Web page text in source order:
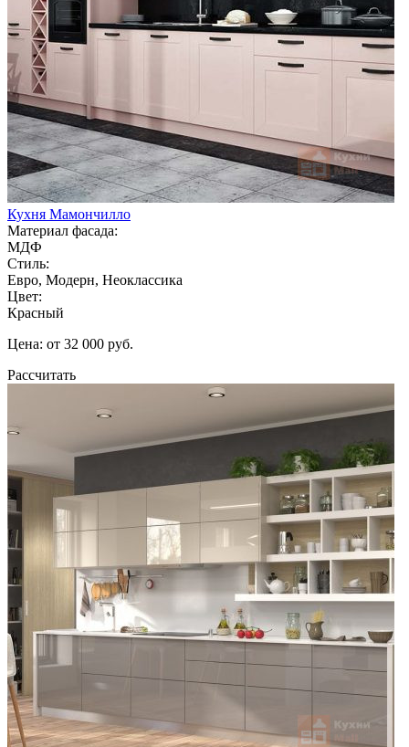
Кухня Мамончилло
Материал фасада:
МДФ
Стиль:
Евро, Модерн, Неоклассика
Цвет:
Красный
Цена: от 32 000 руб.
Рассчитать